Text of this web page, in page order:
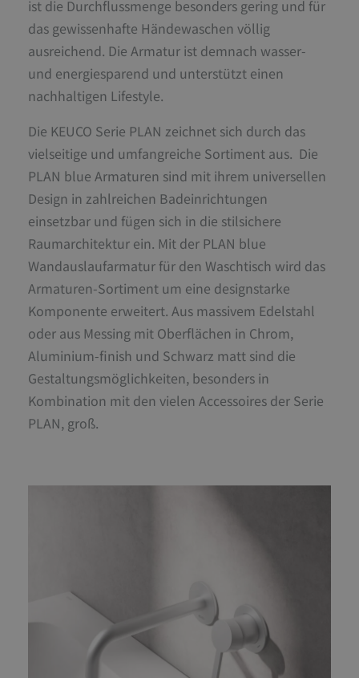
ist die Durchflussmenge besonders gering und für
das gewissenhafte Händewaschen völlig
ausreichend. Die Armatur ist demnach wasser-
und energiesparend und unterstützt einen
nachhaltigen Lifestyle.
Die KEUCO Serie PLAN zeichnet sich durch das
vielseitige und umfangreiche Sortiment aus. Die
PLAN blue Armaturen sind mit ihrem universellen
Design in zahlreichen Badeinrichtungen
einsetzbar und fügen sich in die stilsichere
Raumarchitektur ein. Mit der PLAN blue
Wandauslaufarmatur für den Waschtisch wird das
Armaturen-Sortiment um eine designstarke
Komponente erweitert. Aus massivem Edelstahl
oder aus Messing mit Oberflächen in Chrom,
Aluminium-finish und Schwarz matt sind die
Gestaltungsmöglichkeiten, besonders in
Kombination mit den vielen Accessoires der Serie
PLAN, groß.